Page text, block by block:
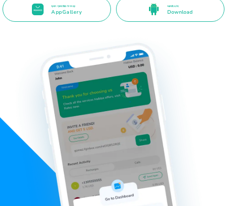
অ্যাপ গ্যালারিতে উপলব্ধ
AppGallery
সরাসরি APK
Download